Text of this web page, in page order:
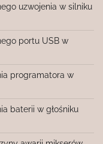
uzwojenia w silniku
portu USB w
programatora w
baterii w głośniku